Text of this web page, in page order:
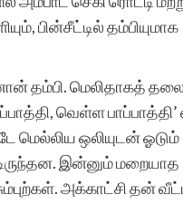
பின்சீட்டில் தம்பியுமாக
தம்பி. மெலிதாகத்
வெள்ள
மெல்லிய ஒலியுடன் ஓடும்
இன்னும் மறையாத
அக்காட்சி தன்